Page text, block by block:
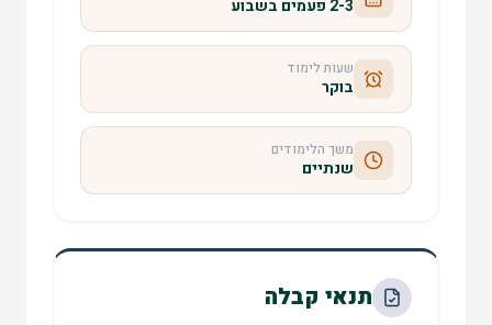
2-3 פעמים בשבוע
שעות לימוד
בוקר
משך הלימודים
שנתיים
תנאי קבלה